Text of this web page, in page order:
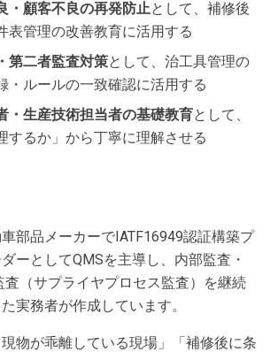
・顧客不良の再発防止として、補修後
表管理の改善教育に活用する
第二者監査対策として、治工具管理の
・ルールの一致確認に活用する
・生産技術担当者の基礎教育として、
するか」から丁寧に理解させる
部品メーカーでIATF16949認証構築プ
ーとしてQMSを主導し、内部監査・
査（サプライヤプロセス監査）を継続
実務者が作成しています。
現物が乖離している現場」「補修後に条